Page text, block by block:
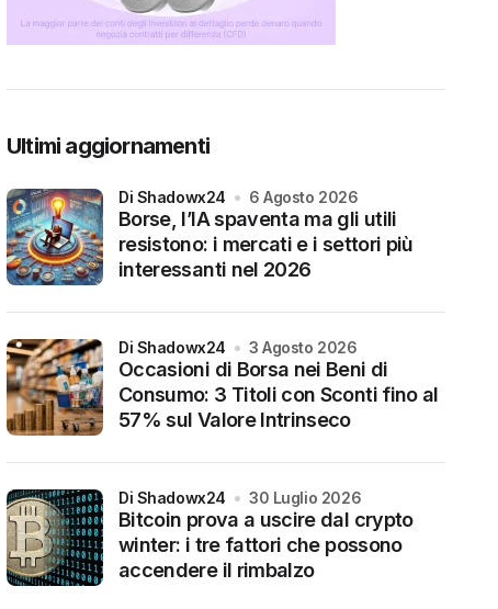
Ultimi aggiornamenti
Borse, l’IA spaventa ma gli utili
resistono: i mercati e i settori più
interessanti nel 2026
di Shadowx24 6 Agosto 2026
Occasioni di Borsa nei Beni di
Consumo: 3 Titoli con Sconti fino al
57% sul Valore Intrinseco
di Shadowx24 3 Agosto 2026
Bitcoin prova a uscire dal crypto
winter: i tre fattori che possono
accendere il rimbalzo
di Shadowx24 30 Luglio 2026